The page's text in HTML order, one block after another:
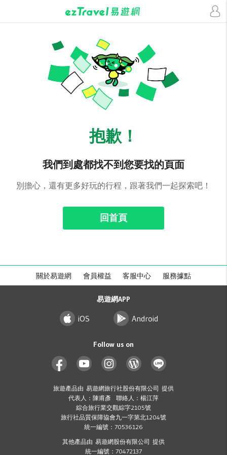
抱歉！
我們到處都找不到您要找的頁面
別擔心，還有更多好玩的行程，跟著我們一起探索吧！
回首頁
關於易遊網 會員權益 客服中心 服務據點
易遊網APP
iOS Android
Follow us on
旅遊產品由 易遊網旅行社股份有限公司 提供
代表人：陳甫彥 聯絡人：楊江萍
綜合旅行業交觀綜字2105號
旅行社品質保障協會九一字第北1204號
統一編號：70536126
其他產品由 易遊網股份有限公司 提供
統一編號：70472137